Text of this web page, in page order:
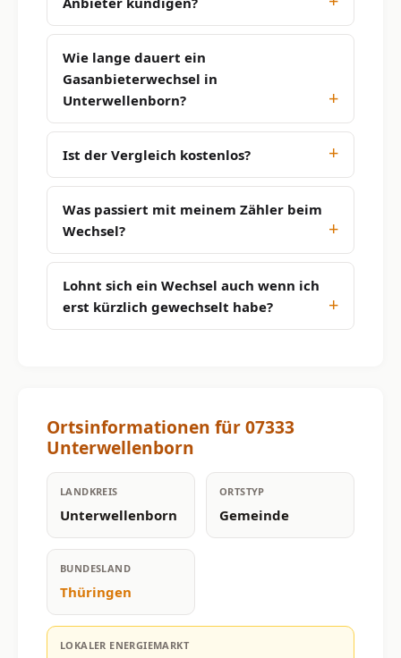
Wie lange dauert ein
Gasanbieterwechsel in
Unterwellenborn?
Ist der Vergleich kostenlos?
Was passiert mit meinem Zähler beim
Wechsel?
Lohnt sich ein Wechsel auch wenn ich
erst kürzlich gewechselt habe?
Ortsinformationen für 07333
Unterwellenborn
LANDKREIS
Unterwellenborn
ORTSTYP
Gemeinde
BUNDESLAND
Thüringen
LOKALER ENERGIEMARKT